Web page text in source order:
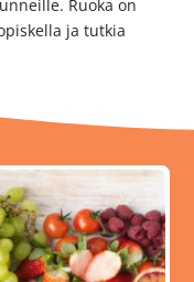
Ruoka on
ja tutkia